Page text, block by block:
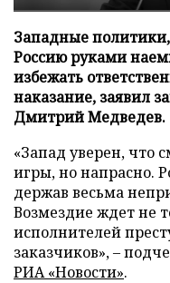
Западные
Россию руками
избежать
наказание, заявил
Дмитрий Медведев.
«Запад уверен, что
игры, но напрасно.
держав весьма
Возмездие ждет не
исполнителей
заказчиков», –
РИА «Новости».